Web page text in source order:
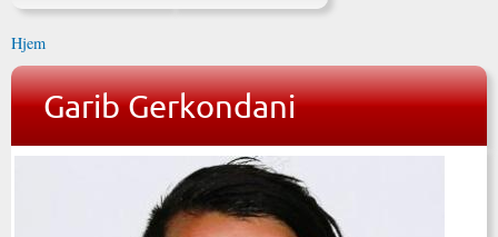
Hjem
Garib Gerkondani